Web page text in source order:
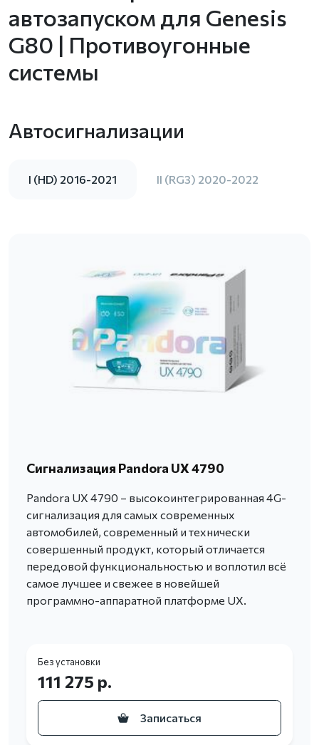
автозапуском для Genesis
G80 | Противоугонные
системы
Автосигнализации
I (HD) 2016-2021 II (RG3) 2020-2022
Сигнализация Pandora UX 4790
Pandora UX 4790 – высокоинтегрированная 4G-
сигнализация для самых современных
автомобилей, современный и технически
совершенный продукт, который отличается
передовой функциональностью и воплотил всё
самое лучшее и свежее в новейшей
программно-аппаратной платформе UX.
Без установки
111 275 р.
Записаться